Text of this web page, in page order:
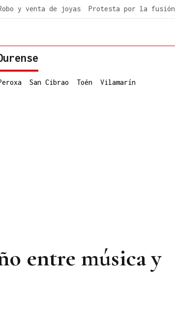
y venta de joyas Protesta por la fusión
San Cibrao Toén Vilamarín
entre música y